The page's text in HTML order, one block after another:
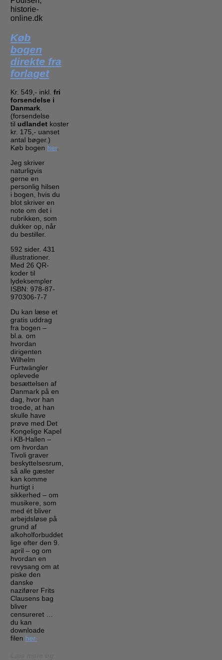
historie-
online.dk
Køb
bogen
direkte fra
forlaget
Kr. 549,- inkl. fri
forsendelse i
Danmark.
(forsendelse
til udlandet koster
kr. 175,- uanset
antal bøger.)
Køb bogen her.
Jeg skriver
naturligvis
gerne en
personlig hilsen
i bogen, hvis du
blot skriver en
note om det i
rubrikken, som
dukker op, når
du bestiller.
592 sider. 431
illustrationer.
Med 26 QR-
koder til
lydeksempler
ISBN: 978-87-
970306-7-7
Du kan læse et
gratis uddrag
fra bogen –
bl.a. om
hvordan
dirigenten
Wilhelm
Furtwängler
oplevede
besættelsen af
Danmark på en
dag, hvor han
troede, at han
skulle have
prøve med Det
Kongelige Kapel
i KB-Hallen –
om hvordan
Tivoli graver
beskyttelsesrum,
så alle gæster
kan komme
hurtigt i
sikkerhed – om
musikere, som
med ét bliver
arbejdsløse på
grund af
alkoholforbuddet
lige efter den 9.
april – og om
hvordan en
revysang om at
piske den
danske
nazifører Frits
Clausens bag
bliver
censureret …
du kan
downloade
filen her.